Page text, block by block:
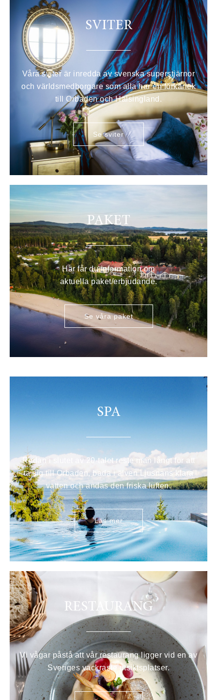
SVITER
Våra sviter är inredda av svenska superstjärnor
och världsmedborgare som alla har en förkärlek
till Orbaden och Hälsingland.
Se sviter
PAKET
Här får du information om
aktuella paket/erbjudande.
Se våra paket
SPA
Redan i slutet av 20-talet reste man långt för att
ta sig till Orbaden, bada i älven Ljusnans klara
vatten och andas den friska luften.
Läs mer
RESTAURANG
Vi vågar påstå att vår restaurang ligger vid en av
Sveriges vackraste utsiktsplatser.